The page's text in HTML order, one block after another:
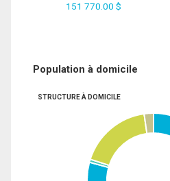
151 770.00 $
Population à domicile
STRUCTURE À DOMICILE